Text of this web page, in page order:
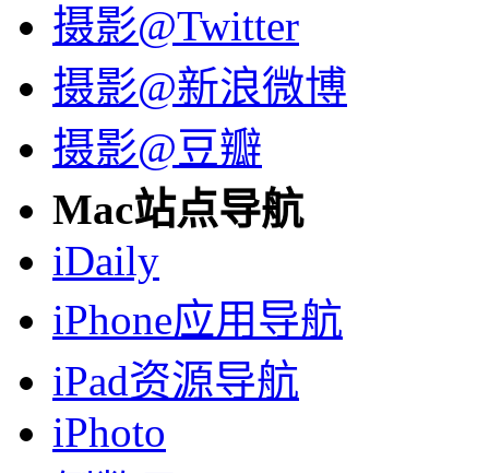
摄影@Twitter
摄影@新浪微博
摄影@豆瓣
Mac站点导航
iDaily
iPhone应用导航
iPad资源导航
iPhoto